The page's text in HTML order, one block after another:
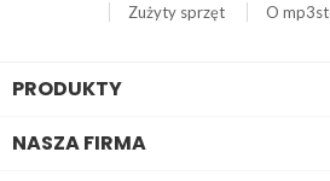
Zużyty sprzęt
O
PRODUKTY
NASZA FIRMA